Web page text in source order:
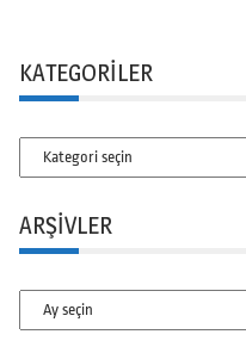
KATEGORILER
Kategoriler
ARŞIVLER
Arşivler